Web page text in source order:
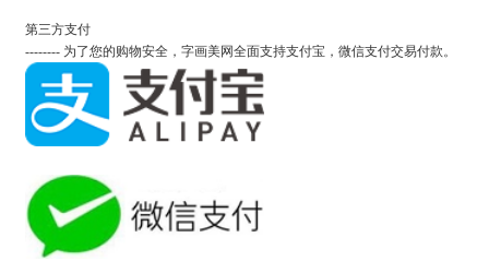
第三方支付
-------- 为了您的购物安全，字画美网全面支持支付宝，微信支付交易付款。